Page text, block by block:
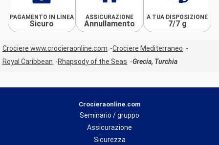
PAGAMENTO IN LINEA
Sicuro
ASSICURAZIONE
Annullamento
A TUA DISPOSIZIONE
7/7 g
Crociere www.crocieraonline.com
Crociere Mediterraneo
Royal Caribbean
Rhapsody of the Seas Grecia, Turchia
Crocieraonline.com
Seminario / gruppo
Assicurazione
Sicurezza